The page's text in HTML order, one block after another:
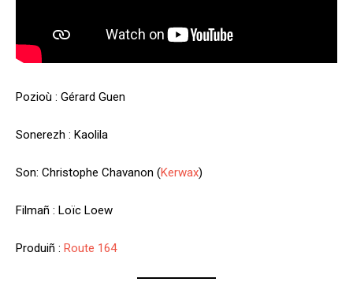
Pozioù : Gérard Guen
Sonerezh : Kaolila
Son: Christophe Chavanon (Kerwax)
Filmañ : Loïc Loew
Produiñ : Route 164